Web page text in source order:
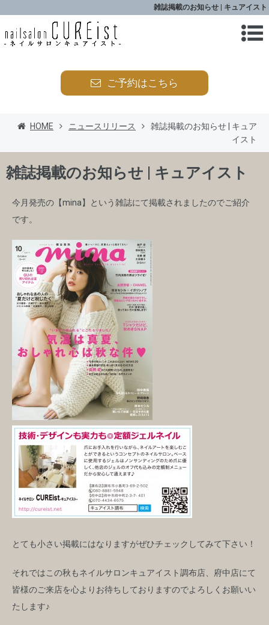
雑誌掲載のお知らせ | キュアイスト
ご予約はこちら
HOME ニュースリリース
雑誌掲載のお知らせ | キュア
イスト
雑誌掲載のお知らせ | キュアイスト
今月発売の【mina】という雑誌にて掲載されましたのでご紹介
です。
とても小さい掲載にはなりますがぜひチェックしてみて下さい！
それではこの秋もネイルサロンキュアイスト調布店、府中店にて
皆様のご来店を心よりお待ちしておりますのでよろしくお願いい
たします♪